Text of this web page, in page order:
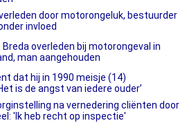
door motorongeluk, bestuurder
invloed
overleden bij motorongeval in
man aangehouden
dat hij in 1990 meisje (14)
is de angst van iedere ouder’
na vernedering cliënten door
'Ik heb recht op inspectie'